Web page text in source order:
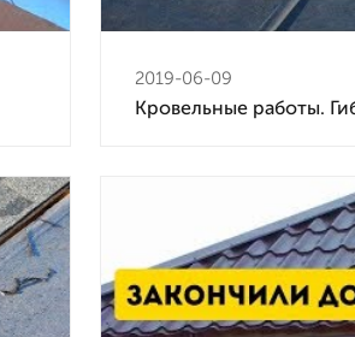
2019-06-09
Кровельные работы.